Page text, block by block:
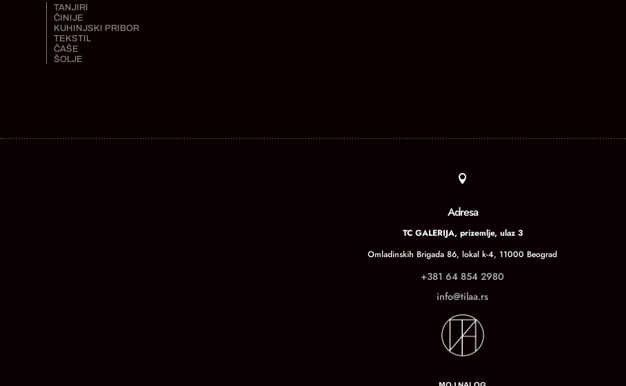
TANJIRI
ČINIJE
KUHINJSKI PRIBOR
TEKSTIL
ČAŠE
ŠOLJE

Adresa
TC GALERIJA, prizemlje, ulaz 3
Omladinskih Brigada 86, lokal k-4, 11000 Beograd
+381 64 854 2980
info@tilaa.rs